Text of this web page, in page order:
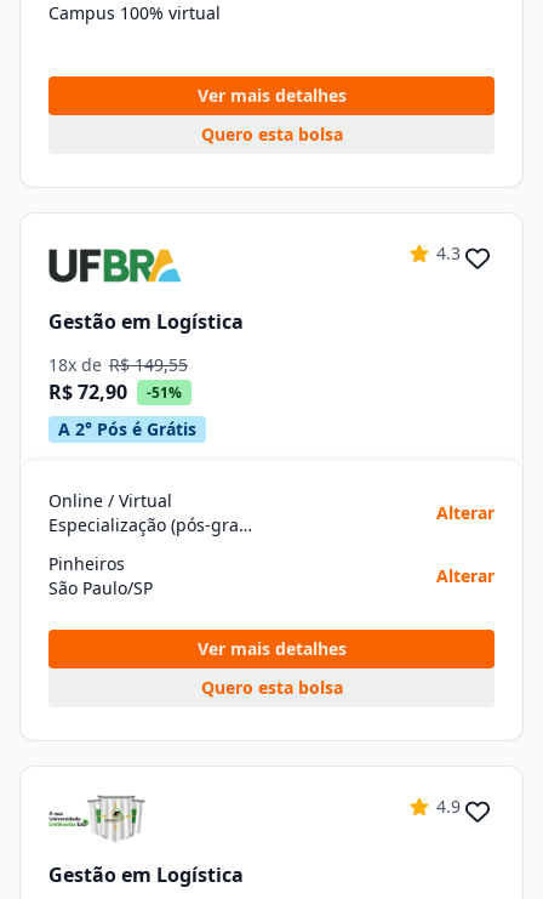
Campus 100% virtual
Ver mais detalhes
Quero esta bolsa
4.3
Gestão em Logística
18x de R$ 149,55
R$ 72,90 -51%
A 2° Pós é Grátis
Online / Virtual
Especialização (pós-graduação)
Alterar
Pinheiros
São Paulo/SP
Alterar
Ver mais detalhes
Quero esta bolsa
4.9
Gestão em Logística